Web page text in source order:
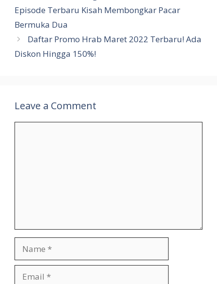
Episode Terbaru Kisah Membongkar Pacar
Bermuka Dua
Daftar Promo Hrab Maret 2022 Terbaru! Ada
Diskon Hingga 150%!
Leave a Comment